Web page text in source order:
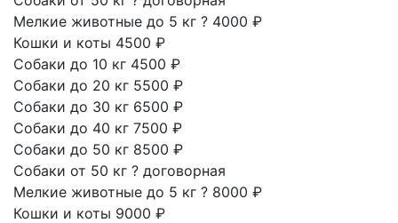
Мелкие животные до 5 кг ? 4000 ₽
Кошки и коты 4500 ₽
Собаки до 10 кг 4500 ₽
Собаки до 20 кг 5500 ₽
Собаки до 30 кг 6500 ₽
Собаки до 40 кг 7500 ₽
Собаки до 50 кг 8500 ₽
Собаки от 50 кг ? договорная
Мелкие животные до 5 кг ? 8000 ₽
Кошки и коты 9000 ₽